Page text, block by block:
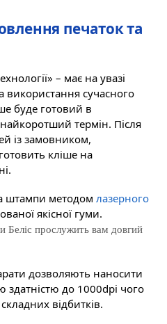
печаток та
– має на увазі
використання сучасного
буде готовий в
термін. Після
із замовником,
кліше на
штампи методом лазерного
якісної гуми.
Беліс прослужить вам довгий
дозволяють наносити
здатністю до 1000dpi чого
відбитків.